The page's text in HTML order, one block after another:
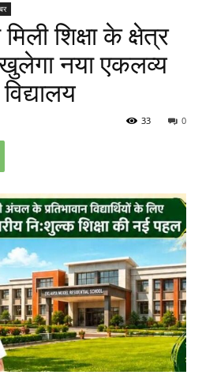
शिक्षा के क्षेत्र
नया एकलव्य
0
33